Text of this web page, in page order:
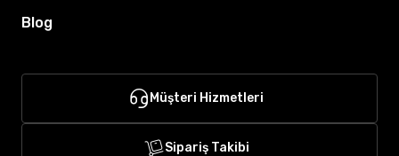
Blog
Müşteri Hizmetleri
Sipariş Takibi